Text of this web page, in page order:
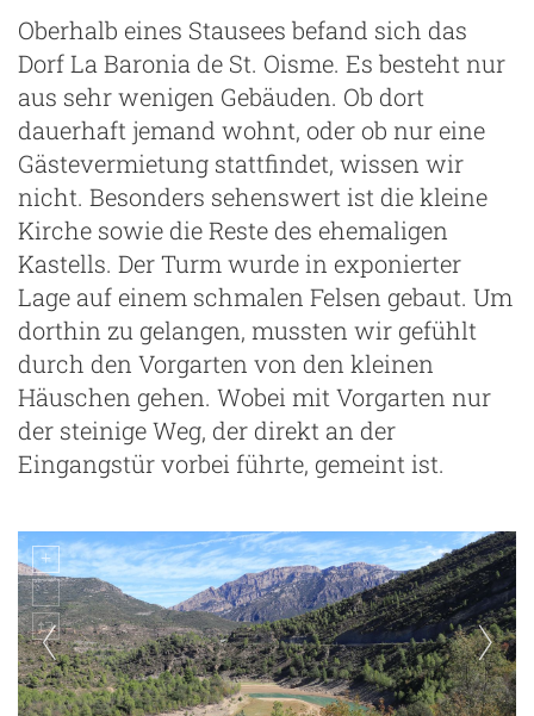
Oberhalb eines Stausees befand sich das
Dorf La Baronia de St. Oisme. Es besteht nur
aus sehr wenigen Gebäuden. Ob dort
dauerhaft jemand wohnt, oder ob nur eine
Gästevermietung stattfindet, wissen wir
nicht. Besonders sehenswert ist die kleine
Kirche sowie die Reste des ehemaligen
Kastells. Der Turm wurde in exponierter
Lage auf einem schmalen Felsen gebaut. Um
dorthin zu gelangen, mussten wir gefühlt
durch den Vorgarten von den kleinen
Häuschen gehen. Wobei mit Vorgarten nur
der steinige Weg, der direkt an der
Eingangstür vorbei führte, gemeint ist.